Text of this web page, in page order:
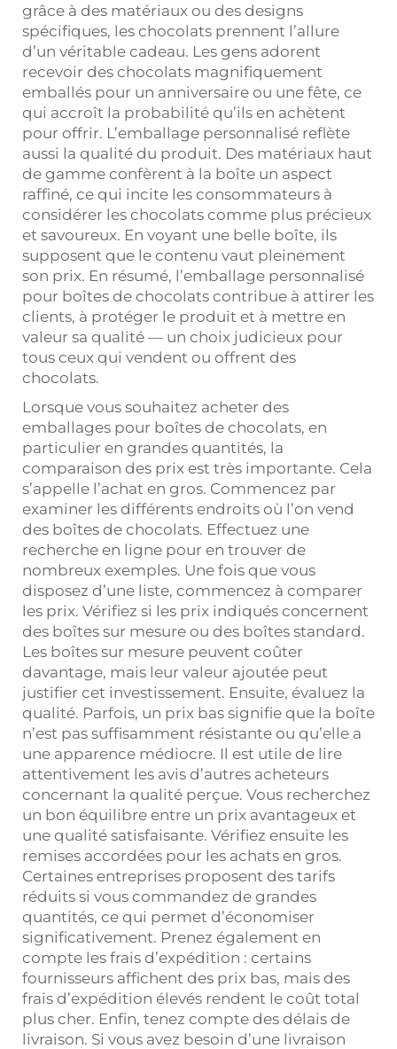
grâce à des matériaux ou des designs
spécifiques, les chocolats prennent l’allure
d’un véritable cadeau. Les gens adorent
recevoir des chocolats magnifiquement
emballés pour un anniversaire ou une fête, ce
qui accroît la probabilité qu’ils en achètent
pour offrir. L’emballage personnalisé reflète
aussi la qualité du produit. Des matériaux haut
de gamme confèrent à la boîte un aspect
raffiné, ce qui incite les consommateurs à
considérer les chocolats comme plus précieux
et savoureux. En voyant une belle boîte, ils
supposent que le contenu vaut pleinement
son prix. En résumé, l’emballage personnalisé
pour boîtes de chocolats contribue à attirer les
clients, à protéger le produit et à mettre en
valeur sa qualité — un choix judicieux pour
tous ceux qui vendent ou offrent des
chocolats.
Lorsque vous souhaitez acheter des
emballages pour boîtes de chocolats, en
particulier en grandes quantités, la
comparaison des prix est très importante. Cela
s’appelle l’achat en gros. Commencez par
examiner les différents endroits où l’on vend
des boîtes de chocolats. Effectuez une
recherche en ligne pour en trouver de
nombreux exemples. Une fois que vous
disposez d’une liste, commencez à comparer
les prix. Vérifiez si les prix indiqués concernent
des boîtes sur mesure ou des boîtes standard.
Les boîtes sur mesure peuvent coûter
davantage, mais leur valeur ajoutée peut
justifier cet investissement. Ensuite, évaluez la
qualité. Parfois, un prix bas signifie que la boîte
n’est pas suffisamment résistante ou qu’elle a
une apparence médiocre. Il est utile de lire
attentivement les avis d’autres acheteurs
concernant la qualité perçue. Vous recherchez
un bon équilibre entre un prix avantageux et
une qualité satisfaisante. Vérifiez ensuite les
remises accordées pour les achats en gros.
Certaines entreprises proposent des tarifs
réduits si vous commandez de grandes
quantités, ce qui permet d’économiser
significativement. Prenez également en
compte les frais d’expédition : certains
fournisseurs affichent des prix bas, mais des
frais d’expédition élevés rendent le coût total
plus cher. Enfin, tenez compte des délais de
livraison. Si vous avez besoin d’une livraison